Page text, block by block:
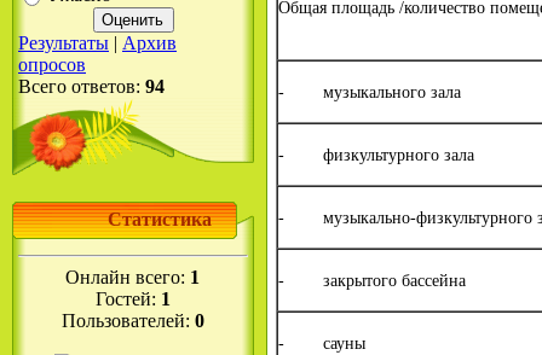
Результаты | Архив
опросов
Всего ответов: 94
Статистика
Онлайн всего: 1
Гостей: 1
Пользователей: 0
Общая площадь /количество
- музыкального зала
- физкультурного зала
- музыкально-физкультурного
- закрытого бассейна
- сауны